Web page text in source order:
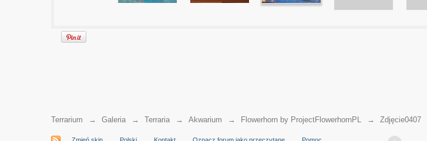
Terrarium → Galeria → Terraria → Akwarium → Flowerhorn by ProjectFlowerhornPL → Zdjęcie0407